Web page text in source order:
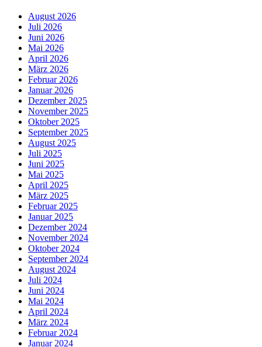
August 2026
Juli 2026
Juni 2026
Mai 2026
April 2026
März 2026
Februar 2026
Januar 2026
Dezember 2025
November 2025
Oktober 2025
September 2025
August 2025
Juli 2025
Juni 2025
Mai 2025
April 2025
März 2025
Februar 2025
Januar 2025
Dezember 2024
November 2024
Oktober 2024
September 2024
August 2024
Juli 2024
Juni 2024
Mai 2024
April 2024
März 2024
Februar 2024
Januar 2024